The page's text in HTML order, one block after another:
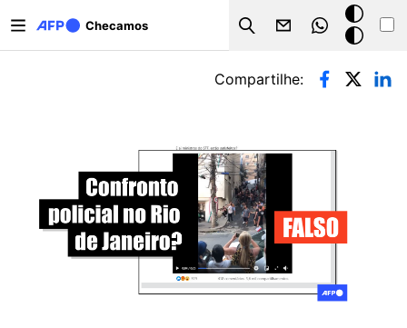
Checamos
Search
Modo
escuro
Abas primárias
Compartilhe: